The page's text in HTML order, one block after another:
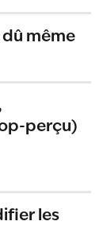
même
perçu)
les